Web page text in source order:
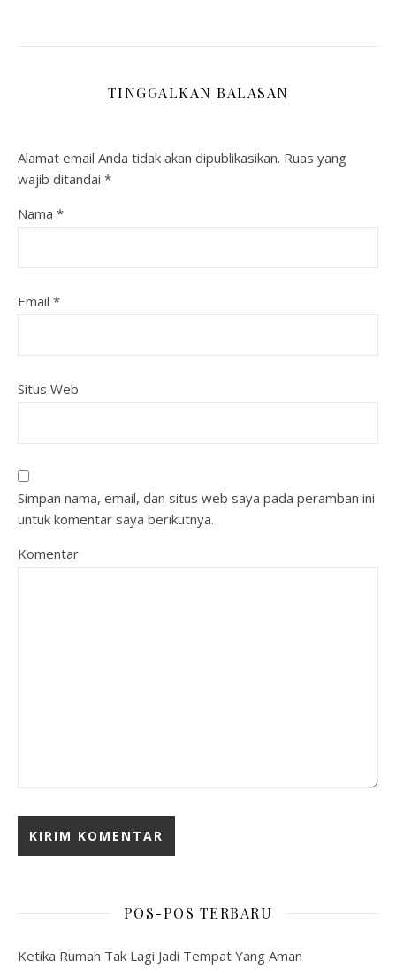
TINGGALKAN BALASAN
Alamat email Anda tidak akan dipublikasikan. Ruas yang
wajib ditandai *
Nama *
Email *
Situs Web
Simpan nama, email, dan situs web saya pada peramban ini
untuk komentar saya berikutnya.
Komentar
POS-POS TERBARU
Ketika Rumah Tak Lagi Jadi Tempat Yang Aman